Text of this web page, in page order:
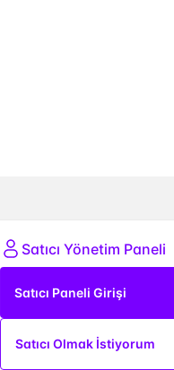
Satıcı Yönetim Paneli
Satıcı Paneli Girişi
Satıcı Olmak İstiyorum